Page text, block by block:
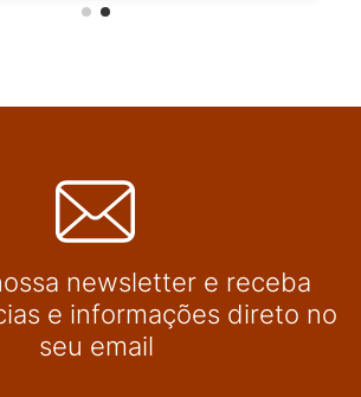
newsletter e receba
e informações direto no
seu email